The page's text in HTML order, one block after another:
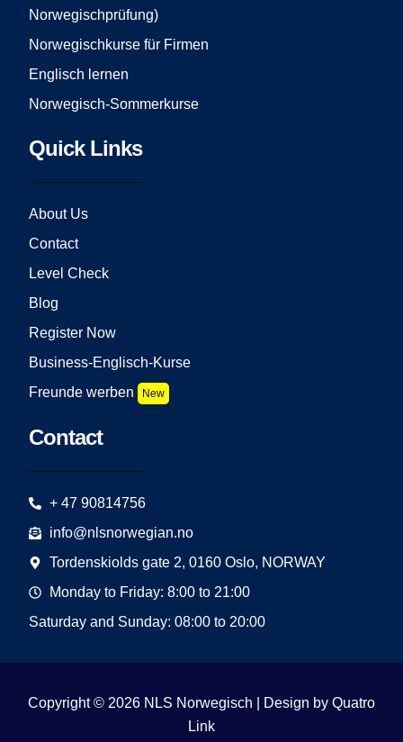
Norwegischprüfung)
Norwegischkurse für Firmen
Englisch lernen
Norwegisch-Sommerkurse
Quick Links
About Us
Contact
Level Check
Blog
Register Now
Business-Englisch-Kurse
Freunde werben
New
Contact
+ 47 90814756
info@nlsnorwegian.no
Tordenskiolds gate 2, 0160 Oslo, NORWAY
Monday to Friday: 8:00 to 21:00
Saturday and Sunday: 08:00 to 20:00
Copyright © 2026 NLS Norwegisch | Design by Quatro
Link